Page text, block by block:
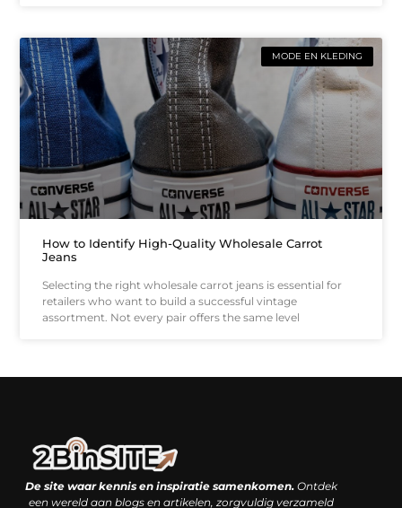
MODE EN KLEDING
How to Identify High-Quality Wholesale Carrot
Jeans
Selecting the right wholesale carrot jeans is essential for
retailers who want to build a successful vintage
assortment. Not every pair offers the same level
De site waar kennis en inspiratie samenkomen.Ontdek
een wereld aan blogs en artikelen, zorgvuldig verzameld